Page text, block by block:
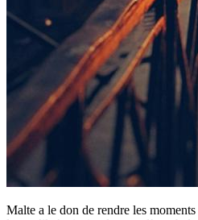
Malte a le don de rendre les